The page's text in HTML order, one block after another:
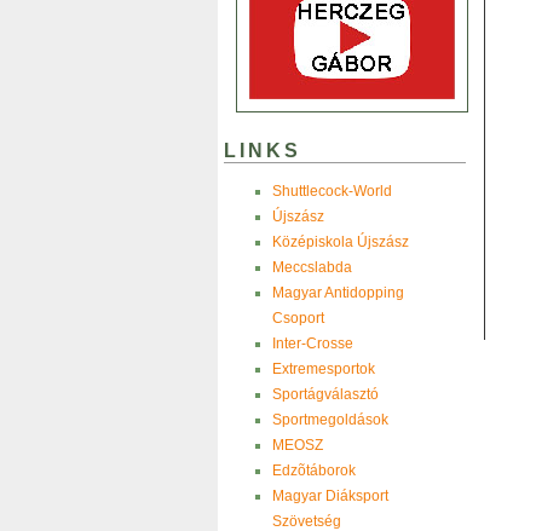
LINKS
Shuttlecock-World
Újszász
Középiskola Újszász
Meccslabda
Magyar Antidopping
Csoport
Inter-Crosse
Extremesportok
Sportágválasztó
Sportmegoldások
MEOSZ
Edzõtáborok
Magyar Diáksport
Szövetség